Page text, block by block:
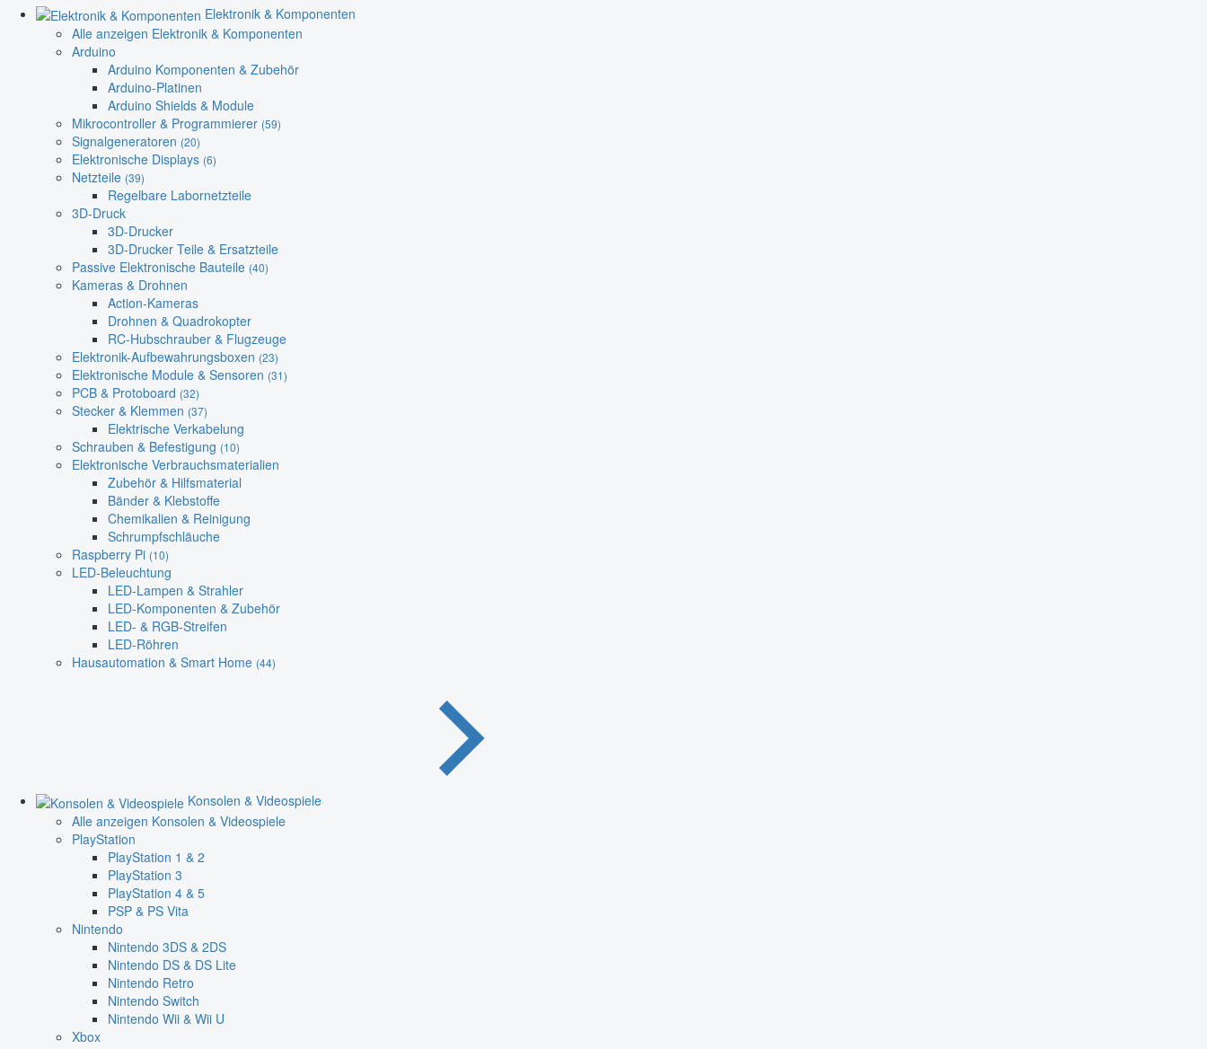
Elektronik & Komponenten
Alle anzeigen Elektronik & Komponenten
Arduino
Arduino Komponenten & Zubehör
Arduino-Platinen
Arduino Shields & Module
Mikrocontroller & Programmierer (59)
Signalgeneratoren (20)
Elektronische Displays (6)
Netzteile (39)
Regelbare Labornetzteile
3D-Druck
3D-Drucker
3D-Drucker Teile & Ersatzteile
Passive Elektronische Bauteile (40)
Kameras & Drohnen
Action-Kameras
Drohnen & Quadrokopter
RC-Hubschrauber & Flugzeuge
Elektronik-Aufbewahrungsboxen (23)
Elektronische Module & Sensoren (31)
PCB & Protoboard (32)
Stecker & Klemmen (37)
Elektrische Verkabelung
Schrauben & Befestigung (10)
Elektronische Verbrauchsmaterialien
Zubehör & Hilfsmaterial
Bänder & Klebstoffe
Chemikalien & Reinigung
Schrumpfschläuche
Raspberry Pi (10)
LED-Beleuchtung
LED-Lampen & Strahler
LED-Komponenten & Zubehör
LED- & RGB-Streifen
LED-Röhren
Hausautomation & Smart Home (44)
Konsolen & Videospiele
Alle anzeigen Konsolen & Videospiele
PlayStation
PlayStation 1 & 2
PlayStation 3
PlayStation 4 & 5
PSP & PS Vita
Nintendo
Nintendo 3DS & 2DS
Nintendo DS & DS Lite
Nintendo Retro
Nintendo Switch
Nintendo Wii & Wii U
Xbox